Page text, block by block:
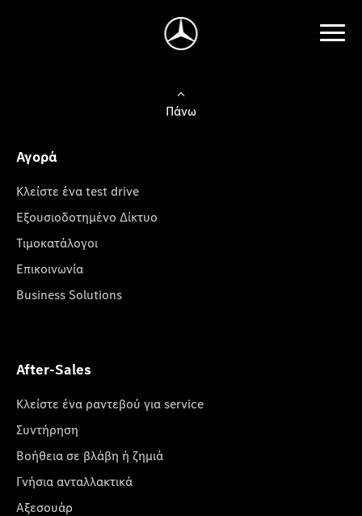
Πάνω
Αγορά
Κλείστε ένα test drive
Εξουσιοδοτημένο Δίκτυο
Τιμοκατάλογοι
Επικοινωνία
Business Solutions
After-Sales
Κλείστε ένα ραντεβού για service
Συντήρηση
Βοήθεια σε βλάβη ή ζημιά
Γνήσια ανταλλακτικά
Αξεσουάρ